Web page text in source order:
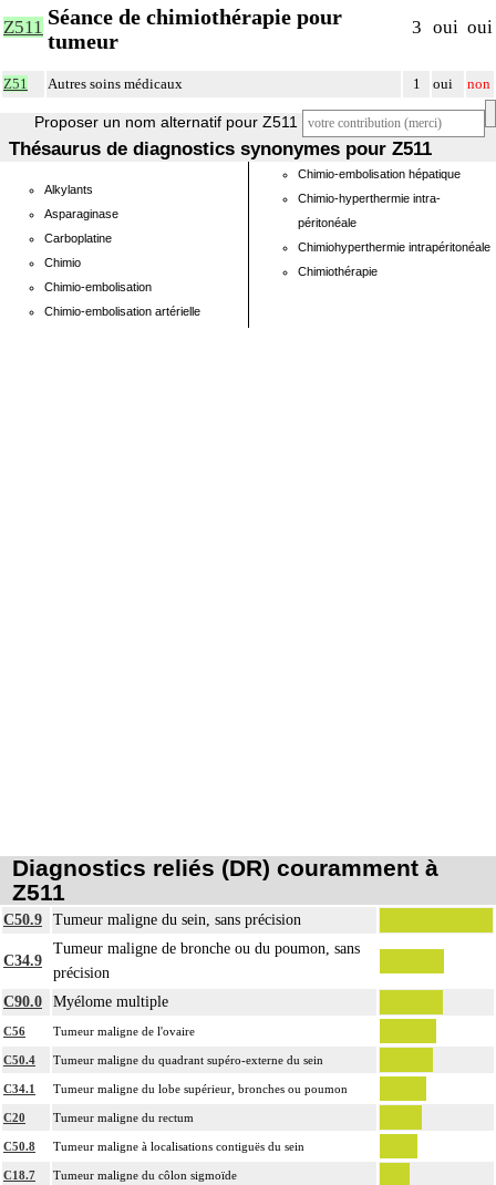
Z511 Séance de chimiothérapie pour
tumeur
3 oui oui
Z51 Autres soins médicaux 1 oui non
Proposer un nom alternatif pour Z511
Thésaurus de diagnostics synonymes pour Z511
Alkylants
Asparaginase
Carboplatine
Chimio
Chimio-embolisation
Chimio-embolisation artérielle
Chimio-embolisation hépatique
Chimio-hyperthermie intra-
péritonéale
Chimiohyperthermie intrapéritonéale
Chimiothérapie
Diagnostics reliés (DR) couramment à
Z511
C50.9 Tumeur maligne du sein, sans précision
C34.9
Tumeur maligne de bronche ou du poumon, sans
précision
C90.0
Myélome multiple
C56 Tumeur maligne de l'ovaire
C50.4 Tumeur maligne du quadrant supéro-externe du sein
C34.1 Tumeur maligne du lobe supérieur, bronches ou poumon
C20 Tumeur maligne du rectum
C50.8 Tumeur maligne à localisations contiguës du sein
C18.7 Tumeur maligne du côlon sigmoïde